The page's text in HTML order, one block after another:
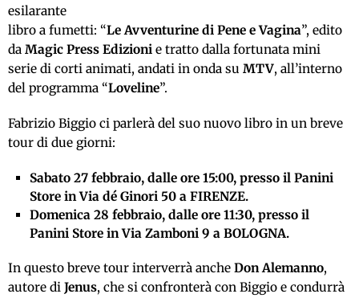
esilarante
libro a fumetti: “Le Avventurine di Pene e Vagina”, edito
da Magic Press Edizioni e tratto dalla fortunata mini
serie di corti animati, andati in onda su MTV, all’interno
del programma “Loveline”.
Fabrizio Biggio ci parlerà del suo nuovo libro in un breve
tour di due giorni:
Sabato 27 febbraio, dalle ore 15:00, presso il Panini
Store in Via dé Ginori 50 a FIRENZE.
Domenica 28 febbraio, dalle ore 11:30, presso il
Panini Store in Via Zamboni 9 a BOLOGNA.
In questo breve tour interverrà anche Don Alemanno,
autore di Jenus, che si confronterà con Biggio e condurrà